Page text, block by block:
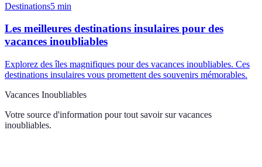
Destinations5 min
Les meilleures destinations insulaires pour des
vacances inoubliables
Explorez des îles magnifiques pour des vacances inoubliables. Ces
destinations insulaires vous promettent des souvenirs mémorables.
Vacances Inoubliables
Votre source d'information pour tout savoir sur vacances
inoubliables.